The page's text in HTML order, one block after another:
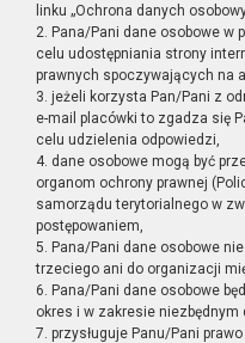
linku „Ochrona danych
2. Pana/Pani dane osobowe w
celu udostępniania strony
prawnych spoczywających na
3. jeżeli korzysta Pan/Pani z
e-mail placówki to zgadza się
celu udzielenia odpowiedzi,
4. dane osobowe mogą być
organom ochrony prawnej
samorządu terytorialnego w
postępowaniem,
5. Pana/Pani dane osobowe
trzeciego ani do organizacji
6. Pana/Pani dane osobowe
okres i w zakresie
7. przysługuje Panu/Pani